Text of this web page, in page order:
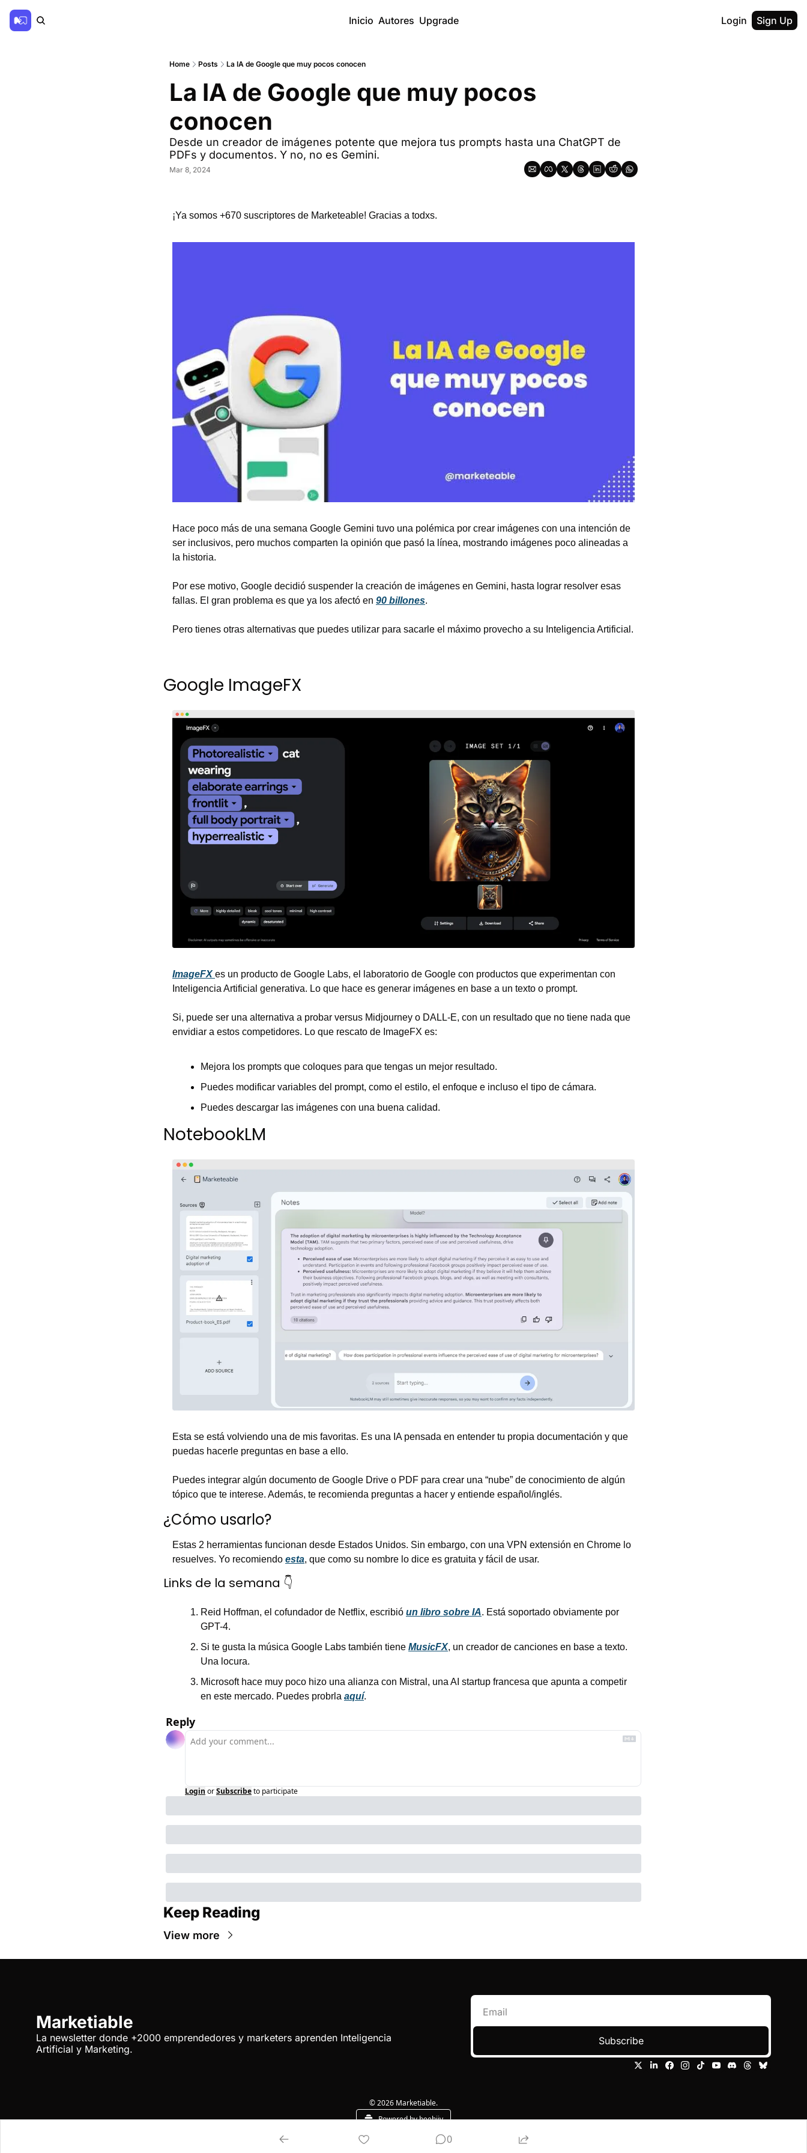
Inicio Autores Upgrade Login Sign Up
Home Posts La IA de Google que muy pocos conocen
La IA de Google que muy pocos
conocen
Desde un creador de imágenes potente que mejora tus prompts hasta una ChatGPT de
PDFs y documentos. Y no, no es Gemini.
Mar 8, 2024
¡Ya somos +670 suscriptores de Marketeable! Gracias a todxs.
Hace poco más de una semana Google Gemini tuvo una polémica por crear imágenes con una intención de
ser inclusivos, pero muchos comparten la opinión que pasó la línea, mostrando imágenes poco alineadas a
la historia.
Por ese motivo, Google decidió suspender la creación de imágenes en Gemini, hasta lograr resolver esas
fallas. El gran problema es que ya los afectó en 90 billones.
Pero tienes otras alternativas que puedes utilizar para sacarle el máximo provecho a su Inteligencia Artificial.
Google ImageFX
ImageFX es un producto de Google Labs, el laboratorio de Google con productos que experimentan con
Inteligencia Artificial generativa. Lo que hace es generar imágenes en base a un texto o prompt.
Si, puede ser una alternativa a probar versus Midjourney o DALL-E, con un resultado que no tiene nada que
envidiar a estos competidores. Lo que rescato de ImageFX es:
Mejora los prompts que coloques para que tengas un mejor resultado.
Puedes modificar variables del prompt, como el estilo, el enfoque e incluso el tipo de cámara.
Puedes descargar las imágenes con una buena calidad.
NotebookLM
Esta se está volviendo una de mis favoritas. Es una IA pensada en entender tu propia documentación y que
puedas hacerle preguntas en base a ello.
Puedes integrar algún documento de Google Drive o PDF para crear una “nube” de conocimiento de algún
tópico que te interese. Además, te recomienda preguntas a hacer y entiende español/inglés.
¿Cómo usarlo?
Estas 2 herramientas funcionan desde Estados Unidos. Sin embargo, con una VPN extensión en Chrome lo
resuelves. Yo recomiendo esta, que como su nombre lo dice es gratuita y fácil de usar.
Links de la semana 👇
Reid Hoffman, el cofundador de Netflix, escribió un libro sobre IA. Está soportado obviamente por
GPT-4.
Si te gusta la música Google Labs también tiene MusicFX, un creador de canciones en base a texto.
Una locura.
Microsoft hace muy poco hizo una alianza con Mistral, una AI startup francesa que apunta a competir
en este mercado. Puedes probrla aquí.
Reply
Login orSubscribeto participate
Keep Reading
View more
Marketiable
La newsletter donde +2000 emprendedores y marketers aprenden Inteligencia
Artificial y Marketing.
Subscribe
© 2026 Marketiable.
Powered by beehiiv
0